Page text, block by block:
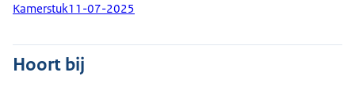
Kamerstuk11-07-2025
Hoort bij